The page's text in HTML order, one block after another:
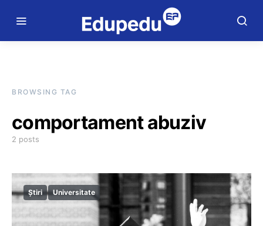
BROWSING TAG
comportament abuziv
2 posts
Știri Universitate